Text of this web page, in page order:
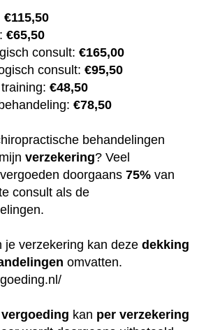
€115,50
€65,50
consult: €165,00
consult: €95,50
€48,50
€78,50
behandelingen
verzekering? Veel
doorgaans 75% van
consult als de
je verzekering kan deze dekking
omvatten.
vergoeding kan per verzekering